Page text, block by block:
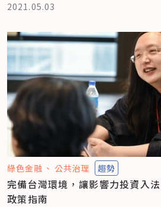
2021.05.03
綠色金融 公共治理 趨勢
完備台灣環境，讓影響力投資入
政策指南